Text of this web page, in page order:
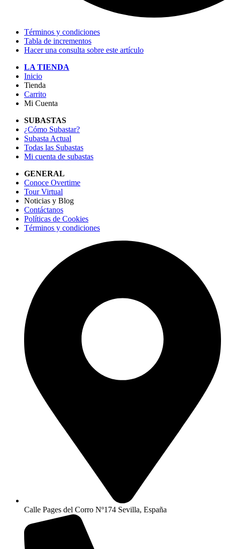
Términos y condiciones
Tabla de incrementos
Hacer una consulta sobre este artículo
LA TIENDA
Inicio
Tienda
Carrito
Mi Cuenta
SUBASTAS
¿Cómo Subastar?
Subasta Actual
Todas las Subastas
Mi cuenta de subastas
GENERAL
Conoce Overtime
Tour Virtual
Noticias y Blog
Contáctanos
Políticas de Cookies
Términos y condiciones
Calle Pages del Corro Nº174 Sevilla, España